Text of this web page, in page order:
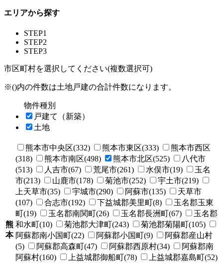
エリアから探す
STEP1
STEP2
STEP3
市区町村を選択してください(複数選択可)
※()内の件数は土地戸建の合計件数になります。
物件種別
戸建て（新築）
土地
熊
本
熊本市中央区(332) 熊本市東区(333)
熊本市西区
(318)
熊本市南区(498) 熊本市北区(525)
八代市
(513)
人吉市(67) 荒尾市(261) 水俣市(19)
玉名
市(213)
山鹿市(178) 菊池市(252)
宇土市(219)
上天草市(35)
宇城市(290) 阿蘇市(135)
天草市
(107)
合志市(192) 下益城郡美里町(8)
玉名郡玉東
町(19)
玉名郡南関町(26) 玉名郡長洲町(67)
玉名郡
和水町(10)
菊池郡大津町(243)
菊池郡菊陽町(105)
阿蘇郡南小国町(22)
阿蘇郡小国町(9)
阿蘇郡産山村
(5)
阿蘇郡高森町(47) 阿蘇郡西原村(34)
阿蘇郡南
阿蘇村(160)
上益城郡御船町(78) 上益城郡嘉島町(52)